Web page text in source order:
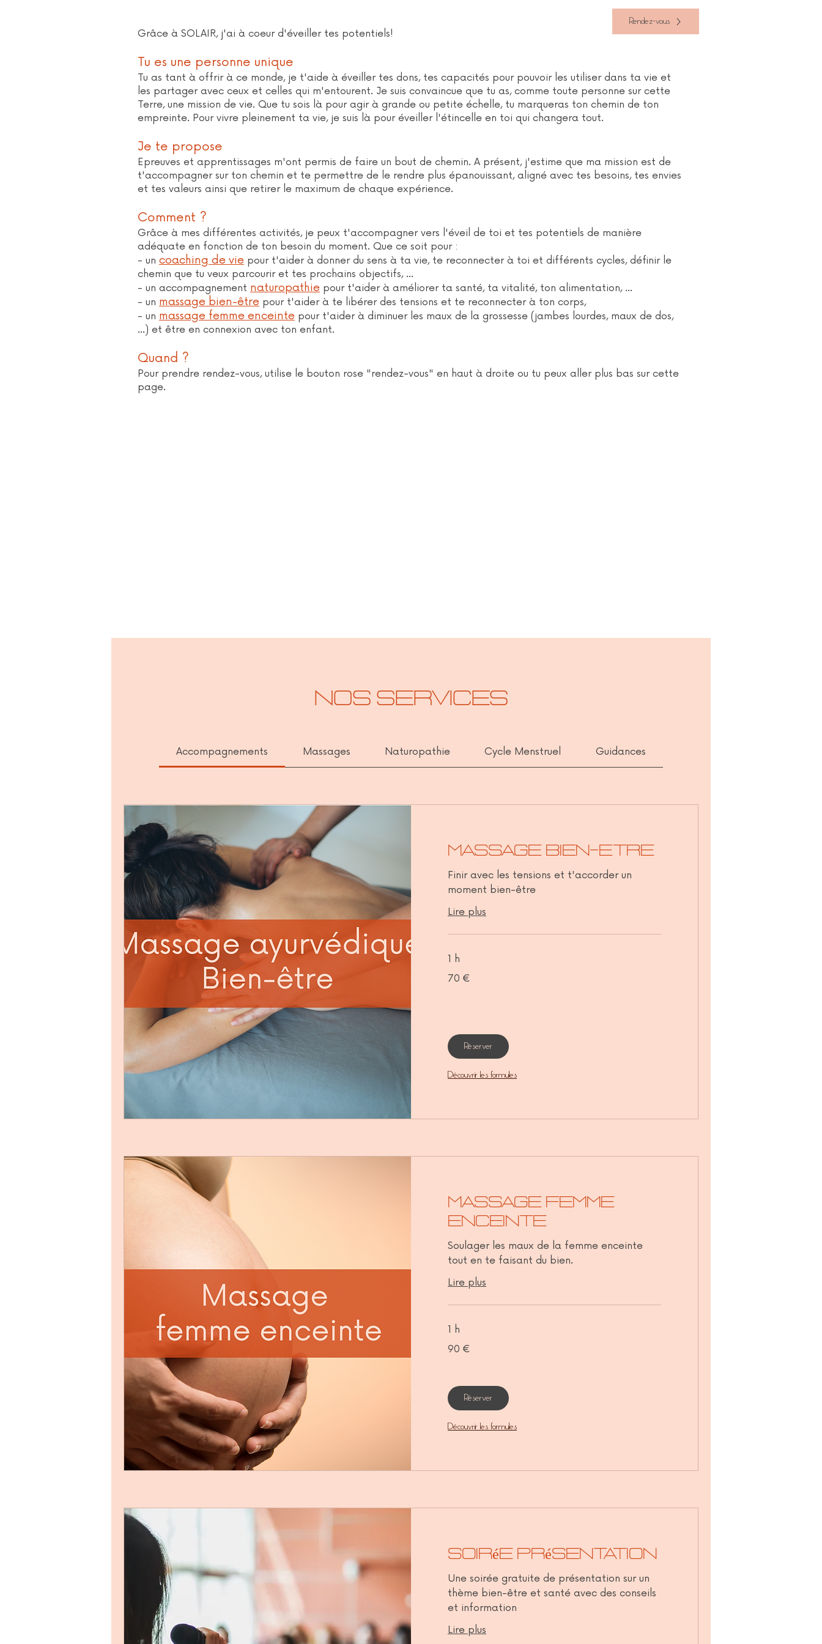
Grâce à SOLAIR, j'ai à coeur d'éveiller tes potentiels!
Tu es une personne unique
Tu as tant à offrir à ce monde, je t'aide à éveiller tes dons, tes capacités pour pouvoir les utiliser dans ta vie et
les partager avec ceux et celles qui m'entourent. Je suis convaincue que tu as, comme toute personne sur cette
Terre, une mission de vie. Que tu sois là pour agir à grande ou petite échelle, tu marqueras ton chemin de ton
empreinte. Pour vivre pleinement ta vie, je suis là pour éveiller l'étincelle en toi qui changera tout.
Je te propose
Epreuves et apprentissages m'ont permis de faire un bout de chemin. A présent, j'estime que ma mission est de
t'accompagner sur ton chemin et te permettre de le rendre plus épanouissant, aligné avec tes besoins, tes envies
et tes valeurs ainsi que retirer le maximum de chaque expérience.
Comment ?
Grâce à mes différentes activités, je peux t'accompagner vers l'éveil de toi et tes potentiels de manière
adéquate en fonction de ton besoin du moment. Que ce soit pour :
- un coaching de vie pour t'aider à donner du sens à ta vie, te reconnecter à toi et différents cycles, définir le
chemin que tu veux parcourir et tes prochains objectifs, ...
- un accompagnement naturopathie pour t'aider à améliorer ta santé, ta vitalité, ton alimentation, ...
- un massage bien-être pour t'aider à te libérer des tensions et te reconnecter à ton corps,
- un massage femme enceinte pour t'aider à diminuer les maux de la grossesse (jambes lourdes, maux de dos,
...) et être en connexion avec ton enfant.
Quand ?
Pour prendre rendez-vous, utilise le bouton rose "rendez-vous" en haut à droite ou tu peux aller plus bas sur cette
page.
Rendez-vous
Nos services
Accompagnements Massages Naturopathie Cycle Menstruel Guidances
Massage bien-etre
Finir avec les tensions et t'accorder un
moment bien-être
Lire plus
1 h
euros
70 €
Réserver
Découvrir les formules
Massage femme
enceinte
Soulager les maux de la femme enceinte
tout en te faisant du bien.
Lire plus
1 h
euros
90 €
Réserver
Découvrir les formules
Soirée présentation
Une soirée gratuite de présentation sur un
thème bien-être et santé avec des conseils
et information
Lire plus